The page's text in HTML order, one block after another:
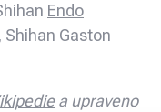
Endo
Gaston
a upraveno